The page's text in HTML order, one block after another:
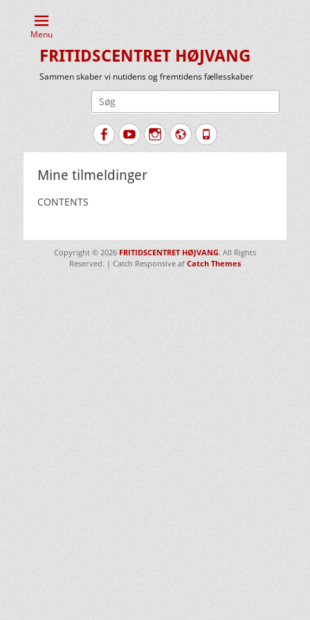
Menu
FRITIDSCENTRET HØJVANG
Sammen skaber vi nutidens og fremtidens fællesskaber
FacebookYouTubeInstagram
Website
Tlf.
Mine tilmeldinger
CONTENTS
Copyright © 2026 FRITIDSCENTRET HØJVANG. All Rights
Reserved. | Catch Responsive af Catch Themes